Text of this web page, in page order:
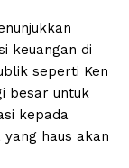
keuangan di
seperti Ken
besar untuk
kepada
haus akan